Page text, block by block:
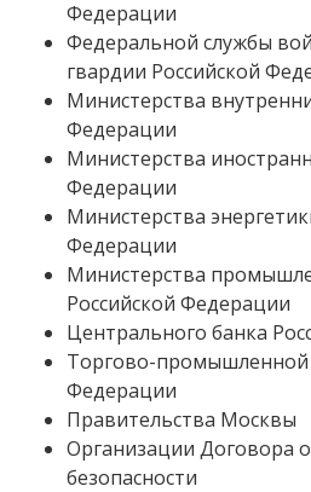
Федерации
Федеральной службы
гвардии Российской
Министерства
Федерации
Министерства
Федерации
Министерства
Федерации
Министерства
Российской Федерации
Центрального банка
Торгово-промышленной
Федерации
Правительства Москвы
Организации Договора
безопасности